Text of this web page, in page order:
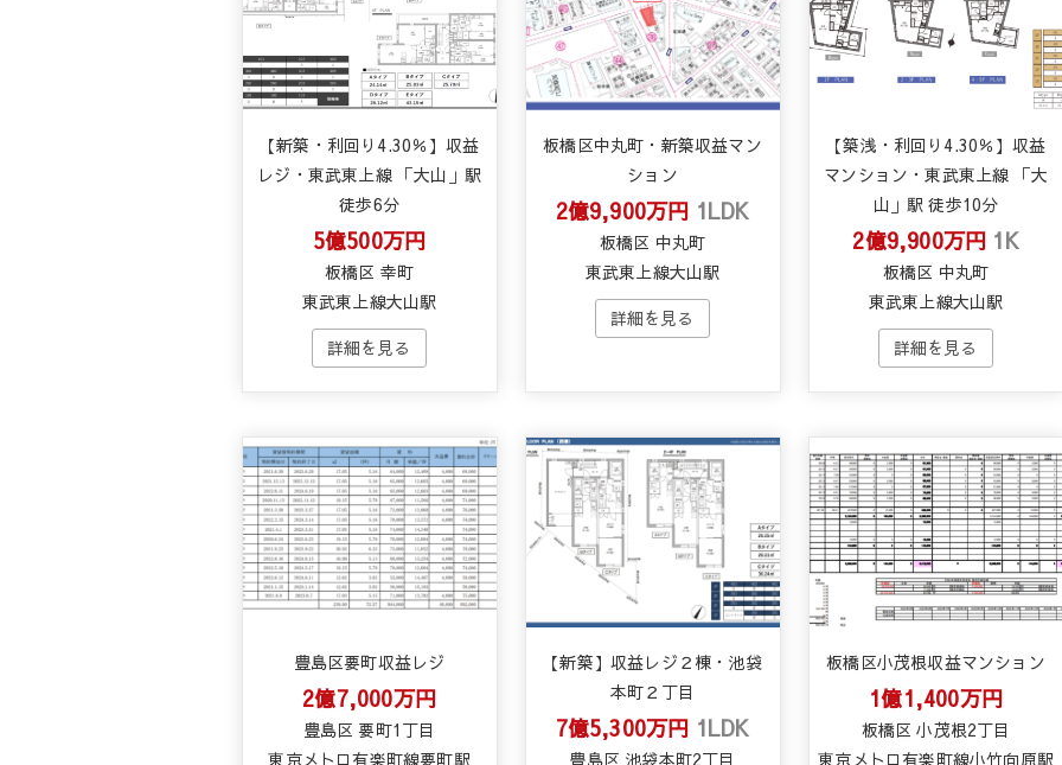
【新築・利回り4.30％】収益
レジ・東武東上線 「大山」駅
徒歩6分
5億500万円
板橋区 幸町
東武東上線大山駅
板橋区中丸町・新築収益マン
ション
2億9,900万円 1LDK
板橋区 中丸町
東武東上線大山駅
【築浅・利回り4.30％】収益
マンション・東武東上線 「大
山」駅 徒歩10分
2億9,900万円 1K
板橋区 中丸町
東武東上線大山駅
豊島区要町収益レジ
2億7,000万円
豊島区 要町1丁目
東京メトロ有楽町線要町駅
【新築】収益レジ２棟・池袋
本町２丁目
7億5,300万円 1LDK
豊島区 池袋本町2丁目
板橋区小茂根収益マンション
1億1,400万円
板橋区 小茂根2丁目
東京メトロ有楽町線小竹向原駅